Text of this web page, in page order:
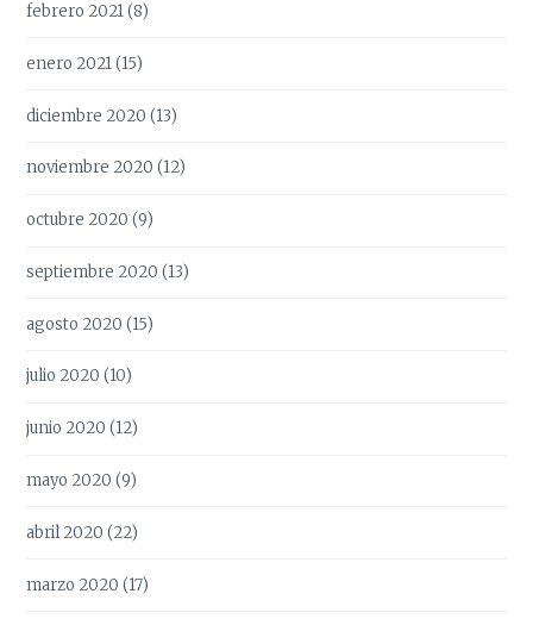
febrero 2021(8)
enero 2021(15)
diciembre 2020 (13)
noviembre 2020 (12)
octubre 2020 (9)
septiembre 2020 (13)
agosto 2020 (15)
julio 2020 (10)
junio 2020 (12)
mayo 2020 (9)
abril 2020 (22)
marzo 2020 (17)